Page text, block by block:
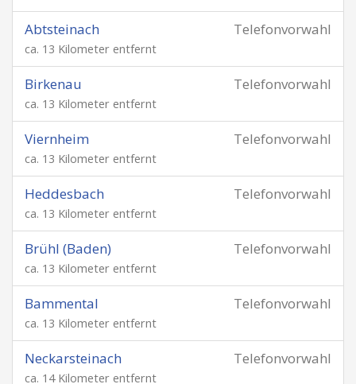
Telefonvorwahl
Abtsteinach
ca. 13 Kilometer entfernt
Telefonvorwahl
Birkenau
ca. 13 Kilometer entfernt
Telefonvorwahl
Viernheim
ca. 13 Kilometer entfernt
Telefonvorwahl
Heddesbach
ca. 13 Kilometer entfernt
Telefonvorwahl
Brühl (Baden)
ca. 13 Kilometer entfernt
Telefonvorwahl
Bammental
ca. 13 Kilometer entfernt
Telefonvorwahl
Neckarsteinach
ca. 14 Kilometer entfernt